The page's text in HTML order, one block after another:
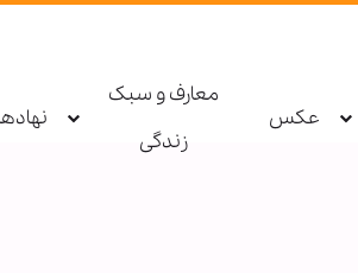
عکس
معارف و سبک
زندگی